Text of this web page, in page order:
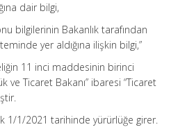
dair bilgi,
bilgilerinin Bakanlık tarafından
yer aldığına ilişkin bilgi,”
11 inci maddesinin birinci
ve Ticaret Bakanı” ibaresi “Ticaret
1/1/2021 tarihinde yürürlüğe girer.